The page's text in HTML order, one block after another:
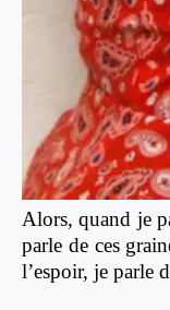
Alors, quand je
parle de ces
l’espoir, je parle